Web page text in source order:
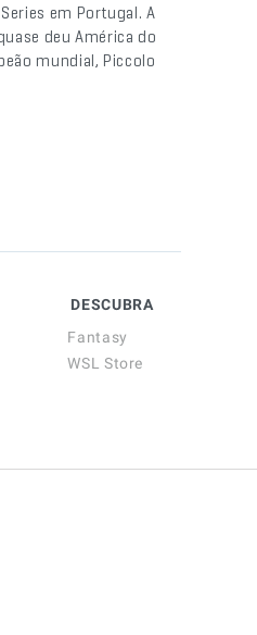
em Portugal. A
deu América do
mundial, Piccolo
DESCUBRA
Fantasy
WSL Store